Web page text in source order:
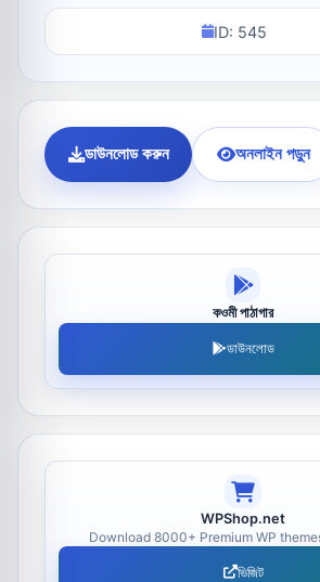
ID: 545
ডাউনলোড করুন অনলাইন পড়ুন
কওমী পাঠাগার
ডাউনলোড
WPShop.net
Download 8000+ Premium WP
ভিজিট